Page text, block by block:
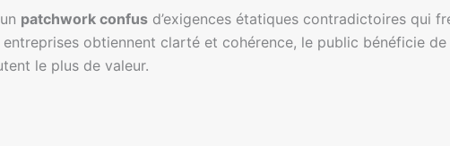
patchwork confus d’exigences étatiques contradictoires qui
obtiennent clarté et cohérence, le public bénéficie
le plus de valeur.